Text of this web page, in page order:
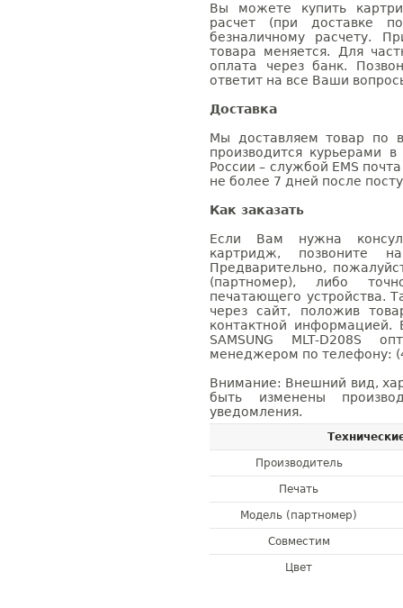
Вы можете купить
расчет (при доставке
безналичному расчету.
товара меняется. Для
оплата через банк.
ответит на все Ваши
Доставка
Мы доставляем товар по
производится курьерами
России – службой EMS
не более 7 дней после
Как заказать
Если Вам нужна
картридж, позвоните
Предварительно,
(партномер), либо
печатающего устройства.
через сайт, положив
контактной информацией.
SAMSUNG MLT-D208S
менеджером по телефону:
Внимание: Внешний вид,
быть изменены
уведомления.
Производитель
Печать
Модель (партномер)
Совместим
Цвет